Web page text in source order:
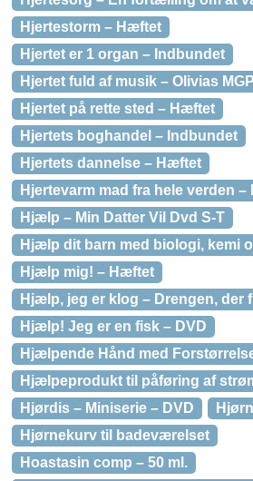
Hjertestorm – Hæftet
Hjertet er 1 organ – Indbundet
Hjertet fuld af musik – Olivias
Hjertet på rette sted – Hæftet
Hjertets boghandel – Indbundet
Hjertets dannelse – Hæftet
Hjertevarm mad fra hele verden
Hjælp – Min Datter Vil Dvd S-T
Hjælp dit barn med biologi, kemi
Hjælp mig! – Hæftet
Hjælp, jeg er klog – Drengen, der
Hjælp! Jeg er en fisk – DVD
Hjælpende Hånd med
Hjælpeprodukt til påføring af
Hjørdis – Miniserie – DVD
Hjørnekurv til badeværelset
Hoastasin comp – 50 ml.